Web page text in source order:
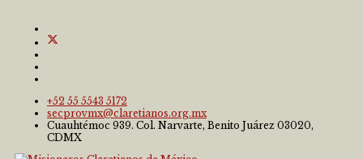
+52 55 5543 5172
secprovmx@claretianos.org.mx
Cuauhtémoc 939. Col. Narvarte, Benito Juárez 03020,
CDMX